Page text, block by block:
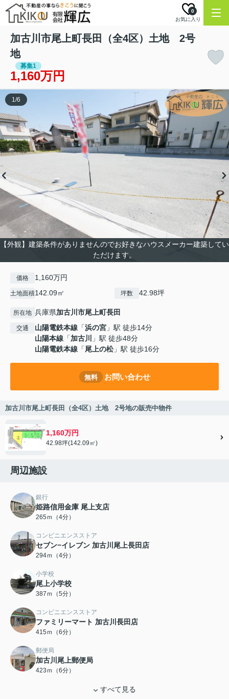
お気に入り
0
加古川市尾上町長田（全4区）土地 2号
地
募集1
1,160万円
【外観】建築条件がありませんのでお好きなハウスメーカー建築してい
ただけます。
1/6
価格 1,160万円
土地面積142.09㎡ 坪数 42.98坪
所在地 兵庫県加古川市尾上町長田
交通 山陽電鉄本線 「浜の宮 」駅 徒歩14分
山陽本線 「加古川
」駅 徒歩48分
山陽電鉄本線 「尾上の松」駅 徒歩16分
無料 お問い合わせ
加古川市尾上町長田（全4区）土地 2号地の販売中物件
1,160万円
42.98坪(142.09㎡)
周辺施設
銀行
姫路信用金庫 尾上支店
265ｍ（4分）
コンビニエンスストア
セブン−イレブン 加古川尾上長田店
294ｍ（4分）
小学校
尾上小学校
387ｍ（5分）
コンビニエンスストア
ファミリーマート 加古川長田店
415ｍ（6分）
郵便局
加古川尾上郵便局
423ｍ（6分）
すべて見る